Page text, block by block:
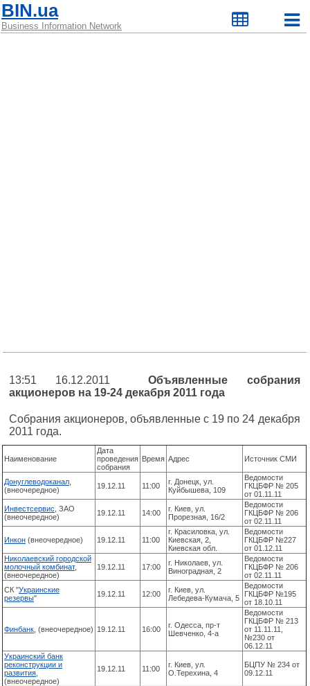
BIN.ua
Business Information Network
13:51 16.12.2011Объявленные собрания
акционеров на 19-24 декабря 2011 года
Собрания акционеров, объявленные с 19 по 24 декабря
2011 года.
Наименование
Дата
проведения
собрания
Время Адрес Источник СМИ
Донуглеводоканал
(внеочередное)
19.12.11 11:00
г. Донецк, ул.
Куйбышева, 109
Ведомости
ГКЦБФР № 205
от 01.11.11
Инвестсервис , ЗАО
(внеочередное)
19.12.11 14:00
г. Киев, ул.
Прорезная, 16/2
Ведомости
ГКЦБФР № 206
от 02.11.11
Инкон (внеочередное) 19.12.11 11:00
г. Красиловка, ул.
Киевская, 2,
Киевская обл.
Ведомости
ГКЦБФР №227
от 01.12.11
Николаевский городской
молочный комбинат,
(внеочередное)
19.12.11 17:00
г. Николаев, ул.
Виноградная, 2
Ведомости
ГКЦБФР № 206
от 02.11.11
СК "Украинские
резервы" 19.12.11 12:00
г. Киев, ул.
Лебедева-Кумача, 5
Ведомости
ГКЦБФР №195
от 18.10.11
Финбанк , (внеочередное) 19.12.11 16:00
г. Одесса, пр-т
Шевченко, 4-а
Ведомости
ГКЦБФР № 213
от 11.11.11,
№230 от
06.12.11
Украинский банк
реконструкции и
развития
(внеочередное)
19.12.11 11:00
г. Киев, ул.
О.Терехина, 4
БЦПУ № 234 от
09.12.11